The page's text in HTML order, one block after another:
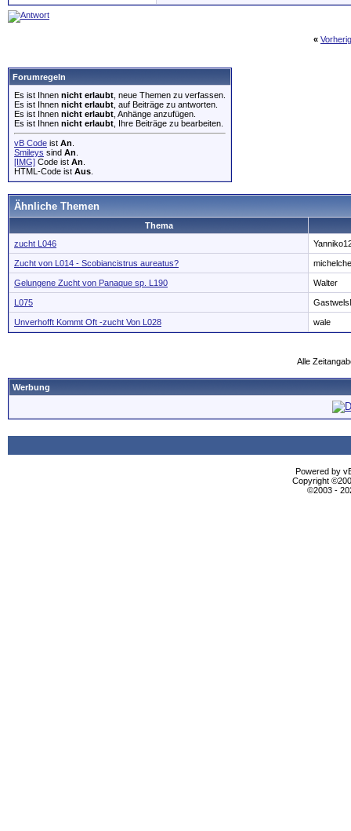
«
Forumregeln
Es ist Ihnen nicht erlaubt , neue Themen zu verfassen.
Es ist Ihnen nicht erlaubt , auf Beiträge zu antworten.
Es ist Ihnen nicht erlaubt , Anhänge anzufügen.
Es ist Ihnen nicht erlaubt , Ihre Beiträge zu bearbeiten.
vB Code ist An
Smileys sind An
[IMG] Code ist An
HTML-Code ist Aus
Ähnliche Themen
Thema
zucht L046
Zucht von L014 - Scobiancistrus aureatus?
Gelungene Zucht von Panaque sp. L190 Walter
L075
Unverhofft Kommt Oft -zucht Von L028 wale
Alle
Werbung
Powered by
Copyright
©2003 -